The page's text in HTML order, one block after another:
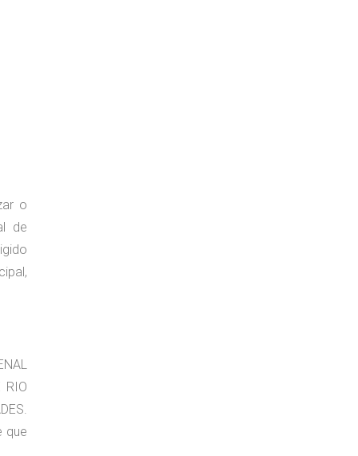
o
de
RIO
que